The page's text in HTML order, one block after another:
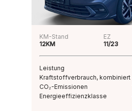
KM-Stand
12KM
EZ
11/23
Leistung
Kraftstoffverbrauch, kombiniert
CO₂-Emissionen
Energieeffizienzklasse